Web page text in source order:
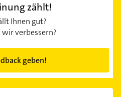
zählt!
Ihnen gut?
verbessern?
geben!